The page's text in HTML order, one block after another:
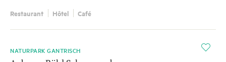
Restaurant Hôtel Café
i
NATURPARK GANTRISCH